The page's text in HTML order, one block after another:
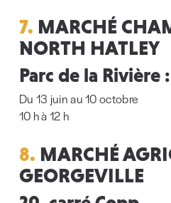
7. MARCHÉ
NORTH HATLEY
Parc de la Rivière
Du 13 juin au 10 octobre
10 h à 12 h
8. MARCHÉ
GEORGEVILLE